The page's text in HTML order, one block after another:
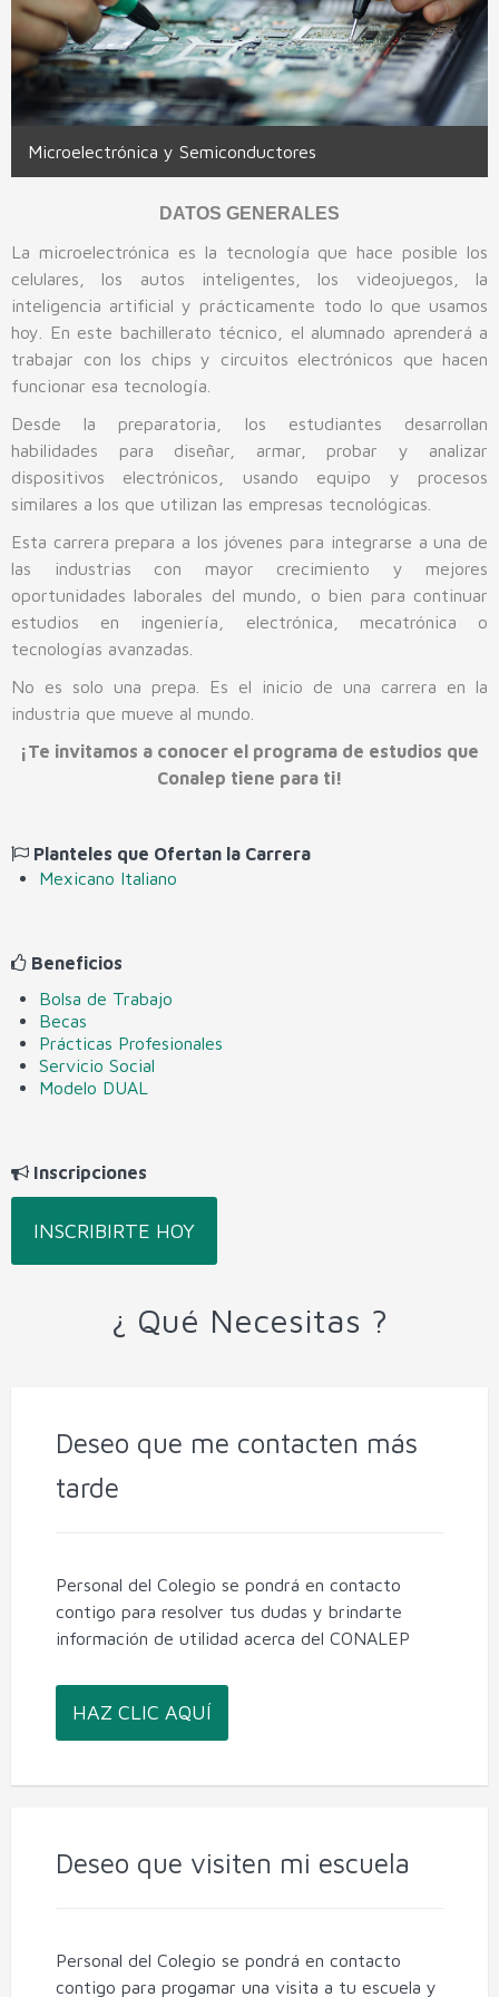
Tlaquepaque
Tonalá
La Barca
Lagos de Moreno
Puerto Vallarta II
Contabilidad
Electromecánica Industrial
Turismo
Mantenimiento Automotriz
Mantenimiento de Sistemas Electrónicos
Máquinas Herramienta
Pilotaje de Drones
Refrigeración y Climatización
Soporte y Mantenimiento de Equipo de Cómputo
Microelectrónica y Semiconductores
Beca Benito Juárez
Convocatorias
Convocatoria de Admisión 2026-2027
Entrega de Documentos
Buzón
Denuncias ante Órganos Garantes
Microelectrónica y Semiconductores
DATOS GENERALES
La microelectrónica es la tecnología que hace posible los
celulares, los autos inteligentes, los videojuegos, la
inteligencia artificial y prácticamente todo lo que usamos
hoy. En este bachillerato técnico, el alumnado aprenderá a
trabajar con los chips y circuitos electrónicos que hacen
funcionar esa tecnología.
Desde la preparatoria, los estudiantes desarrollan
habilidades para diseñar, armar, probar y analizar
dispositivos electrónicos, usando equipo y procesos
similares a los que utilizan las empresas tecnológicas.
Esta carrera prepara a los jóvenes para integrarse a una de
las industrias con mayor crecimiento y mejores
oportunidades laborales del mundo, o bien para continuar
estudios en ingeniería, electrónica, mecatrónica o
tecnologías avanzadas.
No es solo una prepa. Es el inicio de una carrera en la
industria que mueve al mundo.
¡Te invitamos a conocer el programa de estudios que
Conalep tiene para ti!
Planteles que Ofertan la Carrera
Mexicano Italiano
Beneficios
Bolsa de Trabajo
Becas
Prácticas Profesionales
Servicio Social
Modelo DUAL
Inscripciones
INSCRIBIRTE HOY
¿ Qué Necesitas ?
Deseo que me contacten más
tarde
Personal del Colegio se pondrá en contacto
contigo para resolver tus dudas y brindarte
información de utilidad acerca del CONALEP
HAZ CLIC AQUÍ
Deseo que visiten mi escuela
Personal del Colegio se pondrá en contacto
contigo para progamar una visita a tu escuela y